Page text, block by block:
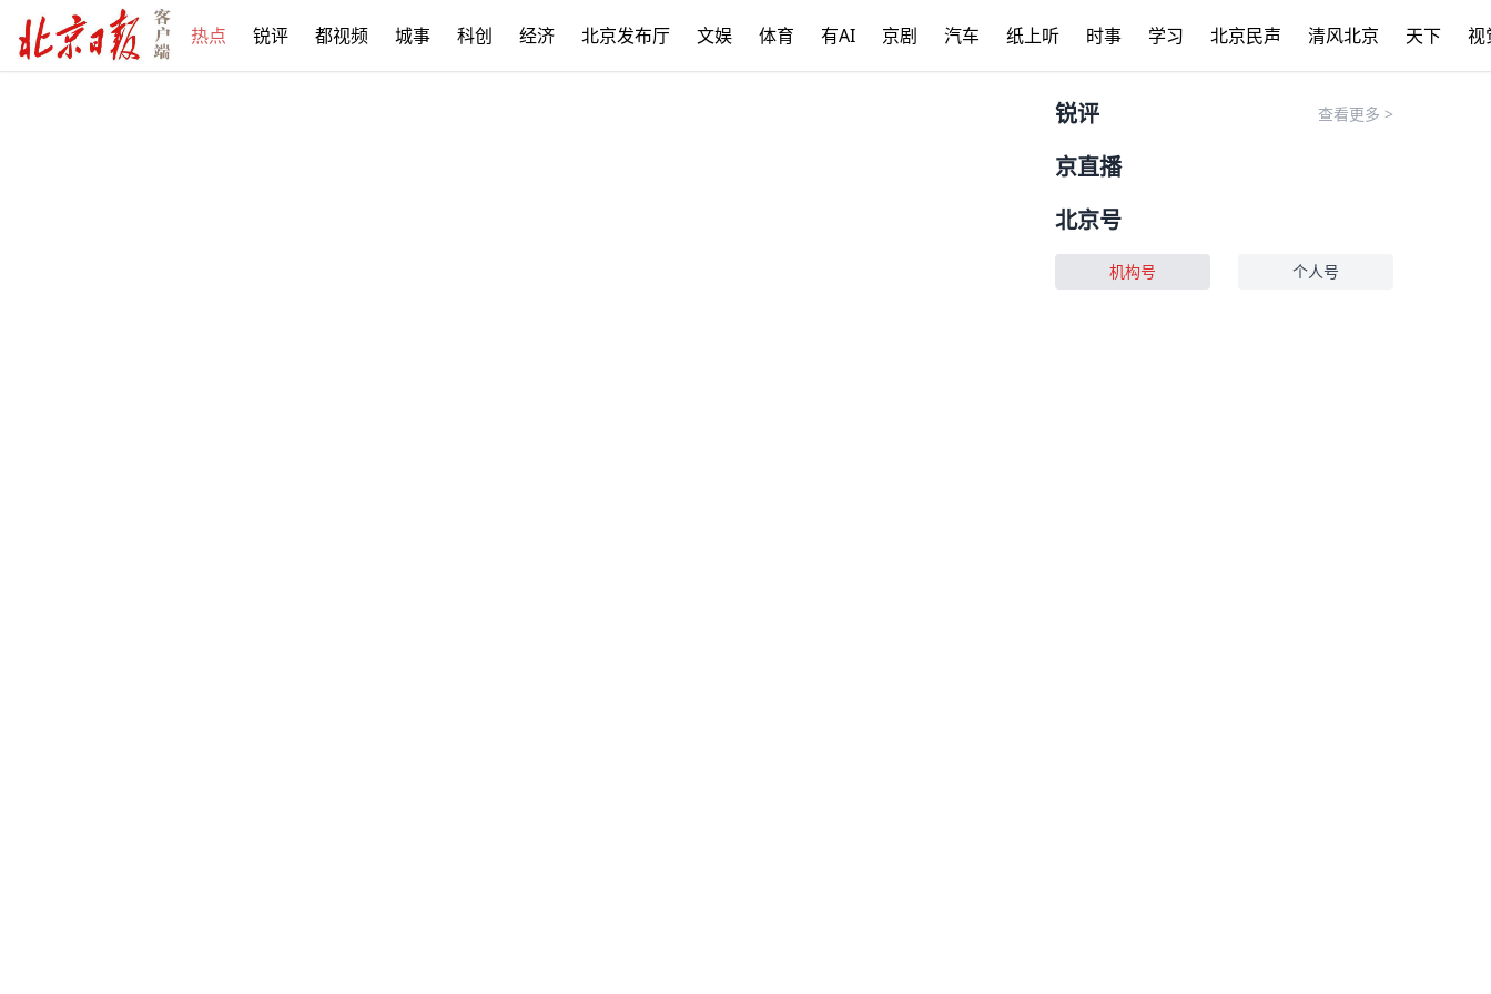
热点 锐评 都视频 城事 科创 经济 北京发布厅 文娱 体育 有AI 京剧 汽车 纸上听 时事 学习 北京民声 清风北京 天下 视
锐评 查看更多 >
京直播
北京号
机构号 个人号